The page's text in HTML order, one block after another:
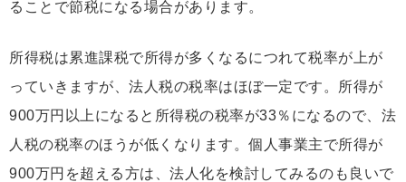
ることで節税になる場合があります。
所得税は累進課税で所得が多くなるにつれて税率が上が
っていきますが、法人税の税率はほぼ一定です。所得が
900万円以上になると所得税の税率が33％になるので、法
人税の税率のほうが低くなります。個人事業主で所得が
900万円を超える方は、法人化を検討してみるのも良いで